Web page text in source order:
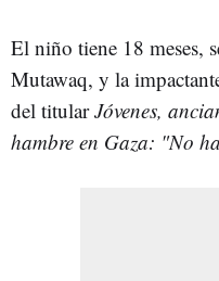
El niño tiene 18 meses,
Mutawaq, y la
del titularJóvenes,
hambre en Gaza: "No